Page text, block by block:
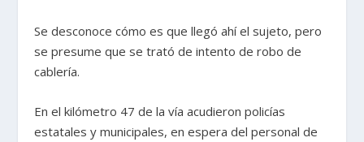
Se desconoce cómo es que llegó ahí el sujeto, pero
se presume que se trató de intento de robo de
cablería.
En el kilómetro 47 de la vía acudieron policías
estatales y municipales, en espera del personal de